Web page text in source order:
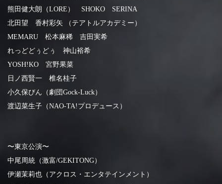
熊田健大朗（LORE） SHOKO SERINA
北田望 香村彩矢 （テアトルアカデミー）
MEMARU 松本麻稀 吉田実希
れっどどぅどぅ 神山裕希
YOSH!KO 宮野果菜
日ノ西賢一 椎名桂子
小久保びん（劇団Gock-Luck）
渡辺菜生子（NAO-TA!プロデュース）
〜東京公演〜
中尾周統（激富/GEKITONG）
伊瀬茉莉也（アクロス・エンタテインメント）